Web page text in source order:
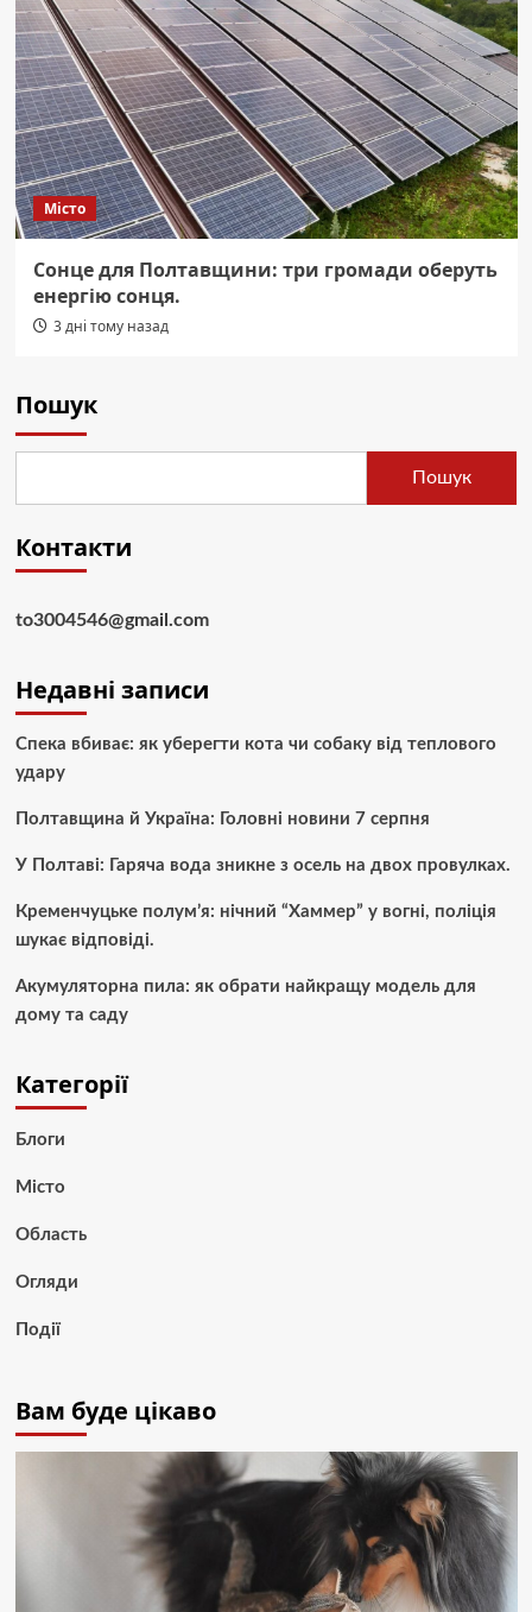
Місто
Сонце для Полтавщини: три громади оберуть
енергію сонця.
3 дні тому назад
Пошук
Пошук
Контакти
to3004546@gmail.com
Недавні записи
Спека вбиває: як уберегти кота чи собаку від теплового
удару
Полтавщина й Україна: Головні новини 7 серпня
У Полтаві: Гаряча вода зникне з осель на двох провулках.
Кременчуцьке полум’я: нічний “Хаммер” у вогні, поліція
шукає відповіді.
Акумуляторна пила: як обрати найкращу модель для
дому та саду
Категорії
Блоги
Місто
Область
Огляди
Події
Вам буде цікаво